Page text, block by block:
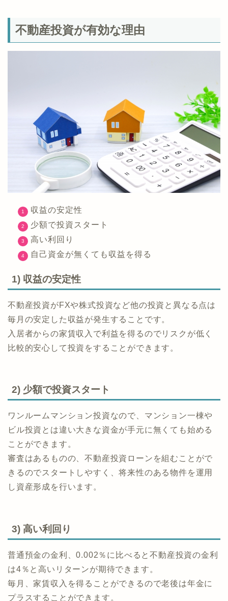
不動産投資が有効な理由
収益の安定性
少額で投資スタート
高い利回り
自己資金が無くても収益を得る
1) 収益の安定性
不動産投資がFXや株式投資など他の投資と異なる点は
毎月の安定した収益が発生することです。
入居者からの家賃収入で利益を得るのでリスクが低く
比較的安心して投資をすることができます。
2) 少額で投資スタート
ワンルームマンション投資なので、マンション一棟や
ビル投資とは違い大きな資金が手元に無くても始める
ことができます。
審査はあるものの、不動産投資ローンを組むことがで
きるのでスタートしやすく、将来性のある物件を運用
し資産形成を行います。
3) 高い利回り
普通預金の金利、0.002％に比べると不動産投資の金利
は4％と高いリターンが期待できます。
毎月、家賃収入を得ることができるので老後は年金に
プラスすることができます。